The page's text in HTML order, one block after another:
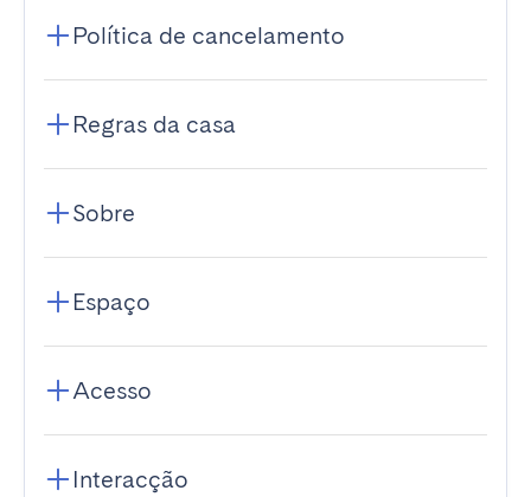
Política de cancelamento
Regras da casa
Sobre
Espaço
Acesso
Interacção